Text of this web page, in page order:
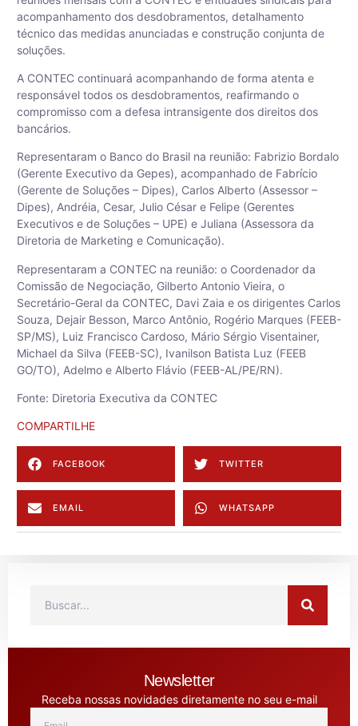
acompanhamento dos desdobramentos, detalhamento
técnico das medidas anunciadas e construção conjunta de
soluções.
A CONTEC continuará acompanhando de forma atenta e
responsável todos os desdobramentos, reafirmando o
compromisso com a defesa intransigente dos direitos dos
bancários.
Representaram o Banco do Brasil na reunião: Fabrizio Bordalo
(Gerente Executivo da Gepes), acompanhado de Fabrício
(Gerente de Soluções – Dipes), Carlos Alberto (Assessor –
Dipes), Andréia, Cesar, Julio César e Felipe (Gerentes
Executivos e de Soluções – UPE) e Juliana (Assessora da
Diretoria de Marketing e Comunicação).
Representaram a CONTEC na reunião: o Coordenador da
Comissão de Negociação, Gilberto Antonio Vieira, o
Secretário-Geral da CONTEC, Davi Zaia e os dirigentes Carlos
Souza, Dejair Besson, Marco Antônio, Rogério Marques (FEEB-
SP/MS), Luiz Francisco Cardoso, Mário Sérgio Visentainer,
Michael da Silva (FEEB-SC), Ivanilson Batista Luz (FEEB
GO/TO), Adelmo e Alberto Flávio (FEEB-AL/PE/RN).
Fonte: Diretoria Executiva da CONTEC
COMPARTILHE
FACEBOOK TWITTER
EMAIL WHATSAPP
Newsletter
Receba nossas novidades diretamente no seu e-mail